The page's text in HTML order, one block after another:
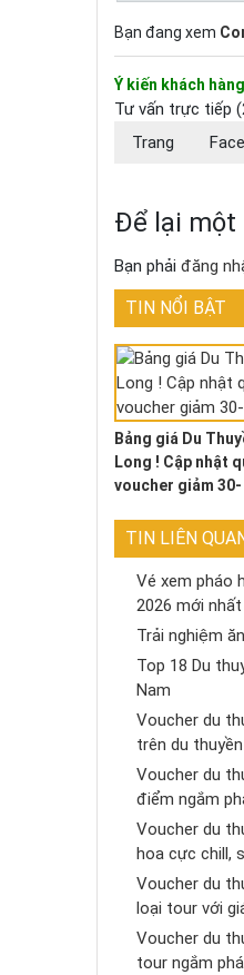
Bạn đang xem
Ý kiến khách hàng
Tư vấn trực tiếp
Trang
Để lại một
Bạn phải đăng
TIN NỔI BẬT
Bảng giá Du
Long ! Cập nhật
voucher giảm 30-
TIN LIÊN
Vé xem pháo
2026 mới nhất
Trải nghiệm
Top 18 Du
Nam
Voucher du
trên du
Voucher du
điểm ngắm
Voucher du
hoa cực chill,
Voucher du
loại tour với
Voucher du
tour ngắm